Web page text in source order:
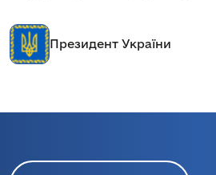
Президент України